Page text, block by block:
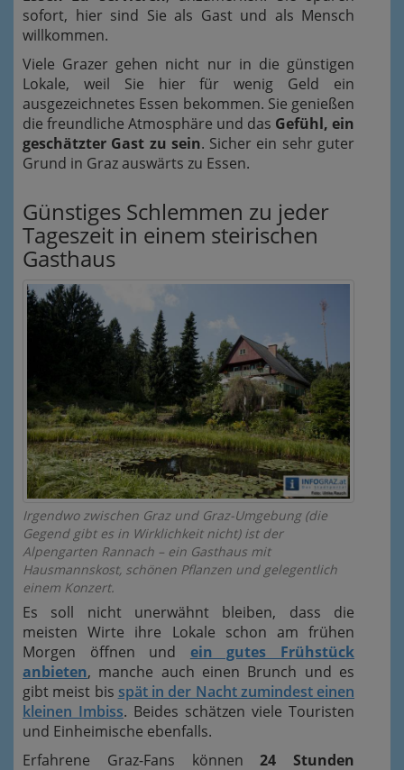
sofort, hier sind Sie als Gast und als Mensch
willkommen.
Viele Grazer gehen nicht nur in die günstigen
Lokale, weil Sie hier für wenig Geld ein
ausgezeichnetes Essen bekommen. Sie genießen
die freundliche Atmosphäre und das Gefühl, ein
geschätzter Gast zu sein. Sicher ein sehr guter
Grund in Graz auswärts zu Essen.
Günstiges Schlemmen zu jeder
Tageszeit in einem steirischen
Gasthaus
Irgendwo zwischen Graz und Graz-Umgebung (die
Gegend gibt es in Wirklichkeit nicht) ist der
Alpengarten Rannach – ein Gasthaus mit
Hausmannskost, schönen Pflanzen und gelegentlich
einem Konzert.
Es soll nicht unerwähnt bleiben, dass die
meisten Wirte ihre Lokale schon am frühen
Morgen öffnen und ein gutes Frühstück
anbieten, manche auch einen Brunch und es
gibt meist bis spät in der Nacht zumindest einen
kleinen Imbiss. Beides schätzen viele Touristen
und Einheimische ebenfalls.
Erfahrene Graz-Fans können24 Stunden